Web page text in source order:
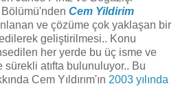
Cem Yildirim
ve çözüme çok yaklaşan bir
geliştirilmesi.. Konu
her yerde bu üç isme ve
sürekli atıfta bulunuluyor.. Bu
Cem Yıldırım'ın 2003 yılında